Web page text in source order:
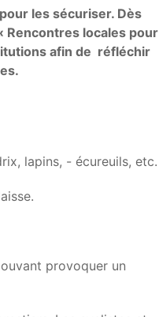
les sécuriser. Dès
Rencontres locales pour
afin de réfléchir
lapins, - écureuils, etc.
provoquer un